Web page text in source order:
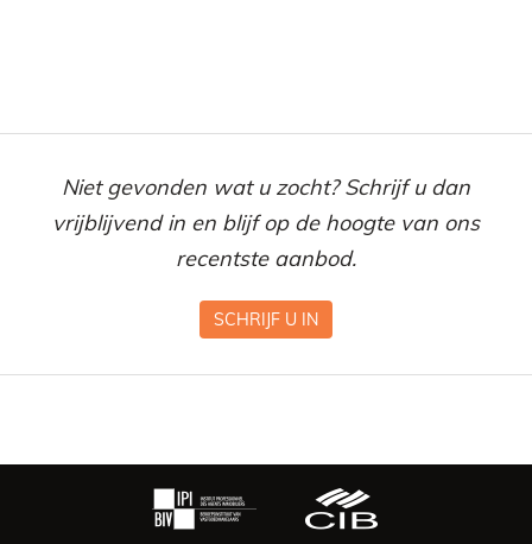
Niet gevonden wat u zocht? Schrijf u dan
vrijblijvend in en blijf op de hoogte van ons
recentste aanbod.
SCHRIJF U IN